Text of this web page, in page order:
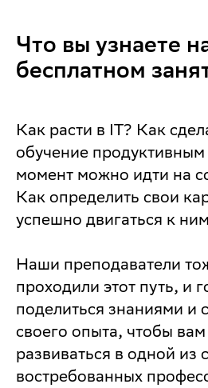
Что вы узнаете
бесплатном
Как расти в IT? Как
обучение продуктивным
момент можно идти на
Как определить свои
успешно двигаться к
Наши преподаватели
проходили этот путь, и
поделиться знаниями и
своего опыта, чтобы
развиваться в одной из
востребованных